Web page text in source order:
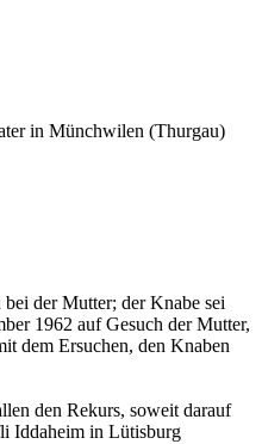
in Münchwilen (Thurgau)
der Mutter; der Knabe sei
1962 auf Gesuch der Mutter,
dem Ersuchen, den Knaben
den Rekurs, soweit darauf
Iddaheim in Lütisburg